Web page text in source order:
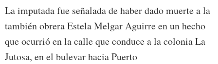
La imputada fue señalada de haber dado muerte a la
también obrera Estela Melgar Aguirre en un hecho
que ocurrió en la calle que conduce a la colonia La
Jutosa, en el bulevar hacia Puerto